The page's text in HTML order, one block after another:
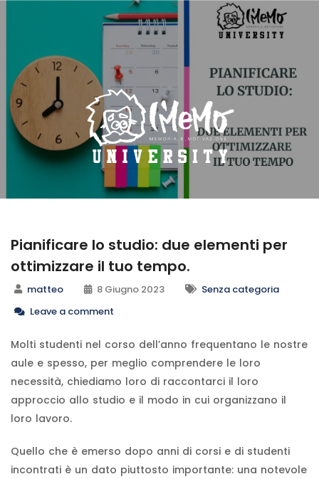
Pianificare lo studio: due elementi per
ottimizzare il tuo tempo.
matteo 8 Giugno 2023
Senza categoria
Leave a comment
Molti studenti nel corso dell’anno frequentano le nostre
aule e spesso, per meglio comprendere le loro
necessità, chiediamo loro di raccontarci il loro
approccio allo studio e il modo in cui organizzano il
loro lavoro.
Quello che è emerso dopo anni di corsi e di studenti
incontrati è un dato piuttosto importante: una notevole